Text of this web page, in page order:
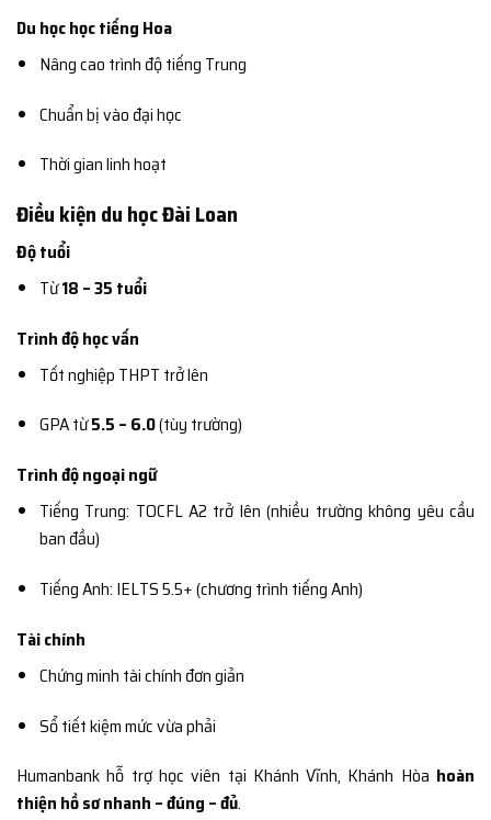
Du học học tiếng Hoa
Nâng cao trình độ tiếng Trung
Chuẩn bị vào đại học
Thời gian linh hoạt
Điều kiện du học Đài Loan
Độ tuổi
Từ18 – 35 tuổi
Trình độ học vấn
Tốt nghiệp THPT trở lên
GPA từ5.5 – 6.0(tùy trường)
Trình độ ngoại ngữ
Tiếng Trung: TOCFL A2 trở lên (nhiều trường không yêu cầu
ban đầu)
Tiếng Anh: IELTS 5.5+ (chương trình tiếng Anh)
Tài chính
Chứng minh tài chính đơn giản
Sổ tiết kiệm mức vừa phải
Humanbank hỗ trợ học viên tại Khánh Vĩnh, Khánh Hòa hoàn
thiện hồ sơ nhanh – đúng – đủ.